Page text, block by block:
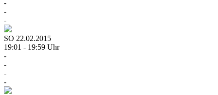
-
-
-
SO 22.02.2015
19:01 - 19:59 Uhr
-
-
-
-